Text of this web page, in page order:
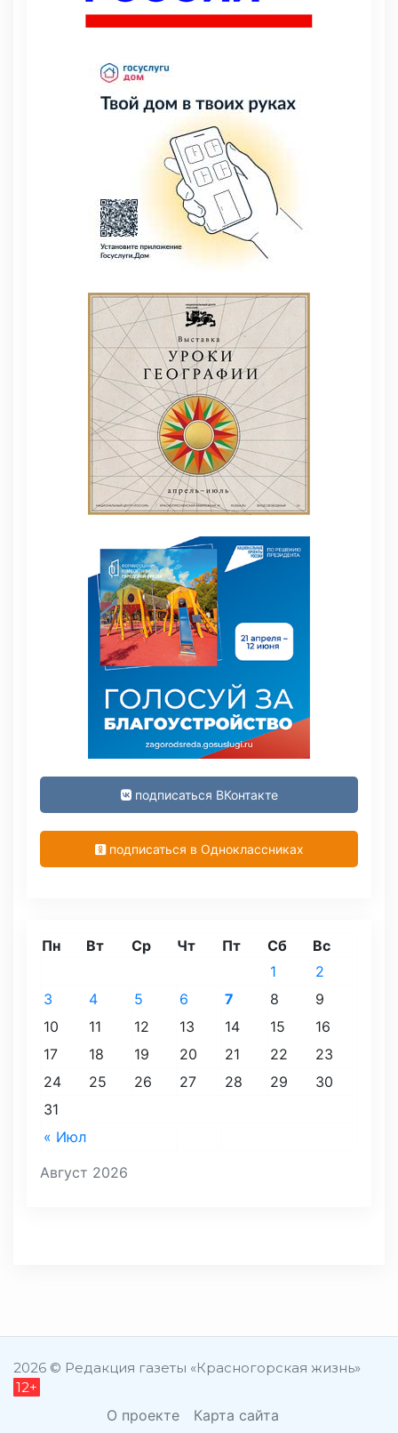
подписаться ВКонтакте
подписаться в Одноклассниках
Август 2026
Пн Вт Ср Чт Пт Сб Вс
« Июл
1
2
3
4 5 6 7 8
9
10
11 12 13 14 15
16
17
18 19 20 21 22
23
24
25 26 27 28 29
30
31
2026 © Редакция газеты «Красногорская жизнь»
12+
О проекте Карта сайта